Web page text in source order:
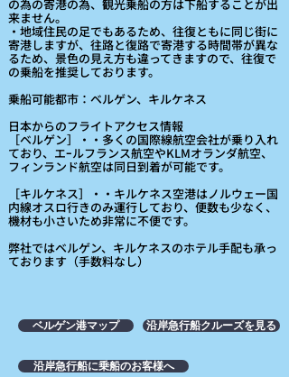
の為の寄港の為、観光乗船の方は下船することが出
来ません。
・地域住民の足でもあるため、往復ともに同じ街に
寄港しますが、往路と復路で寄港する時間帯が異な
るため、景色の見え方も違ってきますので、往復で
の乗船を推奨しております。
乗船可能都市：ベルゲン、キルケネス
日本からのフライトアクセス情報
［ベルゲン］・・多くの国際線航空会社が乗り入れ
ており、エｰルフランス航空やKLMオランダ航空、
フィンランド航空は同日到着が可能です。
［キルケネス］・・キルケネス空港はノルウェー国
内線オスロ行きのみ運行しており、便数も少なく、
機材も小さいため非常に不便です。
​弊社ではベルゲン、キルケネスのホテル手配も承っ
ております（手数料なし）
ベルゲン港マップ 沿岸急行船クルーズを見る
沿岸急行船に乗船のお客様へ